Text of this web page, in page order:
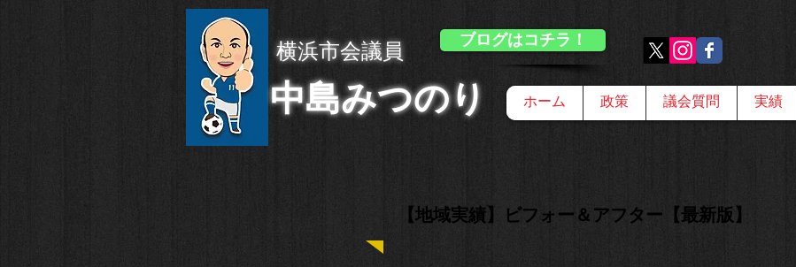
横浜市会議員 ブログはコチラ！
中島みつのり ホーム 政策 議会質問 実績
【地域実績】ビフォー＆アフター【最新版】